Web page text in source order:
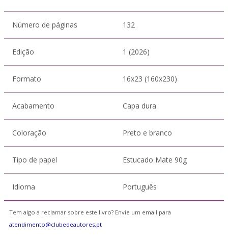
Número de páginas 132
Edição 1 (2026)
Formato 16x23 (160x230)
Acabamento Capa dura
Coloração Preto e branco
Tipo de papel Estucado Mate 90g
Idioma Português
Tem algo a reclamar sobre este livro? Envie um email para
atendimento@clubedeautores.pt